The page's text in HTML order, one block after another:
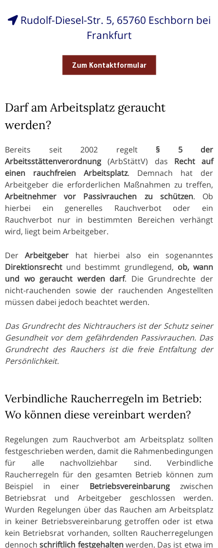
Rudolf-Diesel-Str. 5, 65760 Eschborn bei
Frankfurt
Zum Kontaktformular
Darf am Arbeitsplatz geraucht
werden?
Bereits seit 2002 regelt § 5 der
Arbeitsstättenverordnung (ArbStättV) das Recht auf
einen rauchfreien Arbeitsplatz. Demnach hat der
Arbeitgeber die erforderlichen Maßnahmen zu treffen,
Arbeitnehmer vor Passivrauchen zu schützen. Ob
hierbei ein generelles Rauchverbot oder ein
Rauchverbot nur in bestimmten Bereichen verhängt
wird, liegt beim Arbeitgeber.
DerArbeitgeber hat hierbei also ein sogenanntes
Direktionsrecht und bestimmt grundlegend, ob, wann
und wo geraucht werden darf. Die Grundrechte der
nicht-rauchenden sowie der rauchenden Angestellten
müssen dabei jedoch beachtet werden.
Das Grundrecht des Nichtrauchers ist der Schutz seiner
Gesundheit vor dem gefährdenden Passivrauchen. Das
Grundrecht des Rauchers ist die freie Entfaltung der
Persönlichkeit.
Verbindliche Raucherregeln im Betrieb:
Wo können diese vereinbart werden?
Regelungen zum Rauchverbot am Arbeitsplatz sollten
festgeschrieben werden, damit die Rahmenbedingungen
für alle nachvollziehbar sind. Verbindliche
Raucherregeln für den gesamten Betrieb können zum
Beispiel in einer Betriebsvereinbarung zwischen
Betriebsrat und Arbeitgeber geschlossen werden.
Wurden Regelungen über das Rauchen am Arbeitsplatz
in keiner Betriebsvereinbarung getroffen oder ist etwa
kein Betriebsrat vorhanden, sollten Raucherregelungen
dennochschriftlich festgehaltenwerden. Das ist etwa im